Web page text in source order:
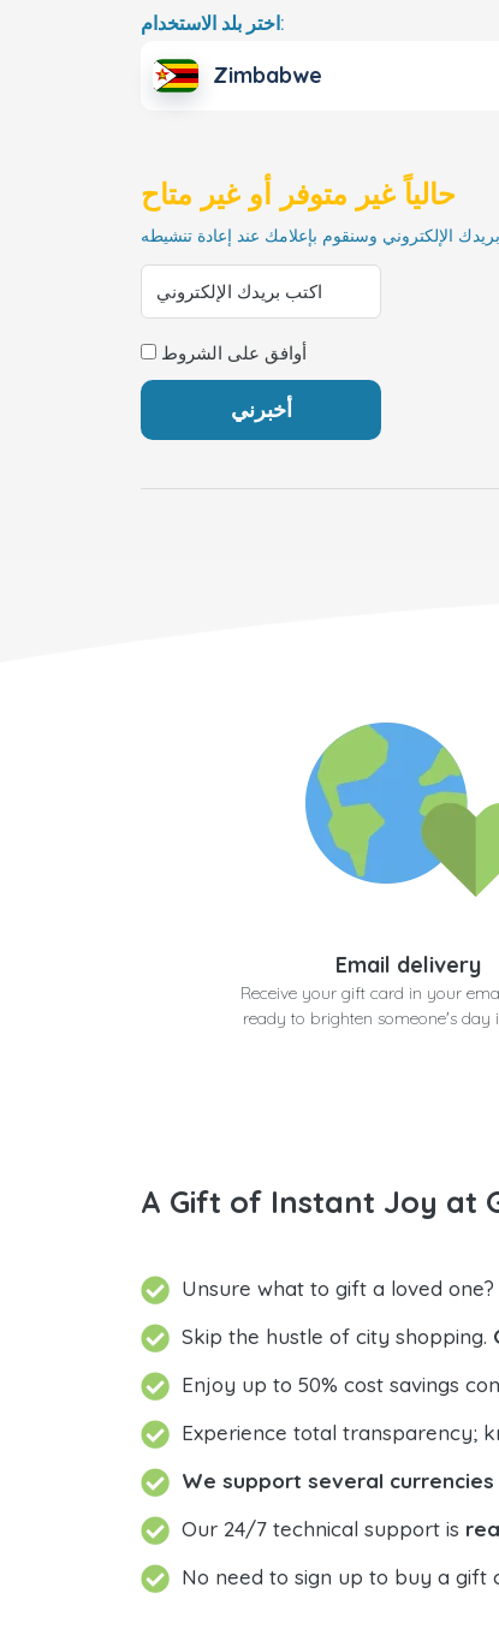
اختر بلد الاستخدام:
Zimbabwe
حالياً غير متوفر أو غير متاح
أوافق على الشروط
Email delivery
Receive your gift card in your
ready to brighten someone's day
A Gift of Instant Joy at
Unsure what to gift a loved one?
Skip the hustle of city shopping.
Enjoy up to 50% cost savings
Experience total transparency;
We support several currencies
Our 24/7 technical support is
No need to sign up to buy a gift